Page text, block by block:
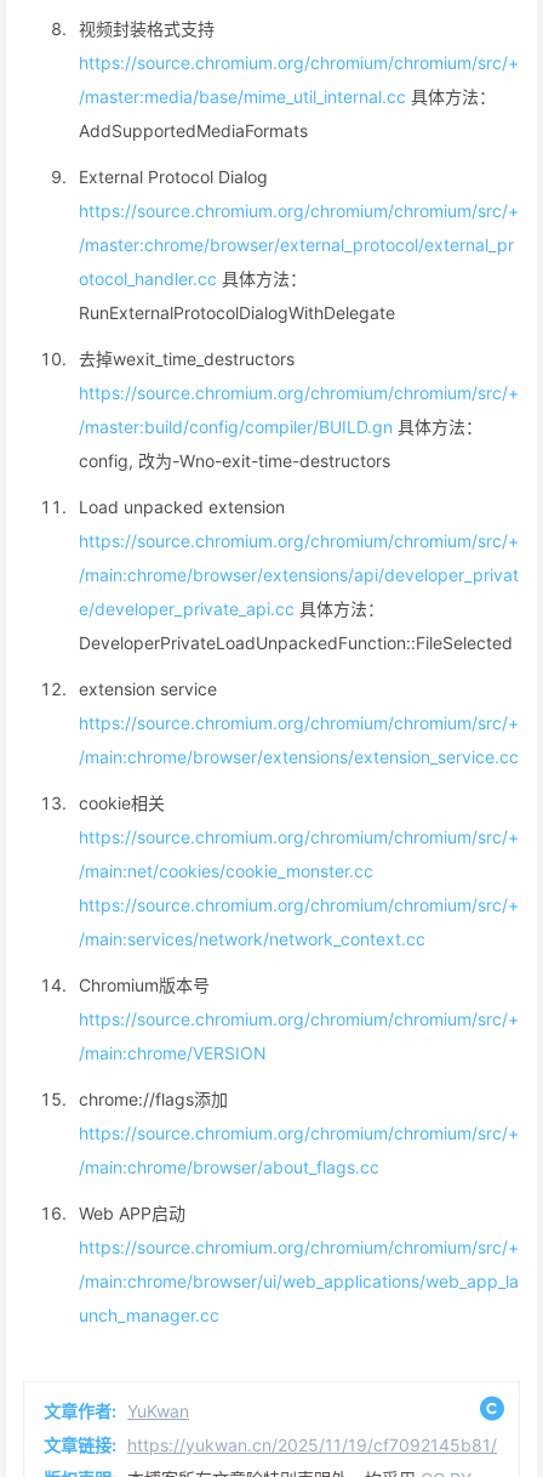
视频封装格式支持
https://source.chromium.org/chromium/chromium/src/+
/master:media/base/mime_util_internal.cc 具体方法：
AddSupportedMediaFormats
External Protocol Dialog
https://source.chromium.org/chromium/chromium/src/+
/master:chrome/browser/external_protocol/external_pr
otocol_handler.cc 具体方法：
RunExternalProtocolDialogWithDelegate
去掉wexit_time_destructors
https://source.chromium.org/chromium/chromium/src/+
/master:build/config/compiler/BUILD.gn 具体方法：
config, 改为-Wno-exit-time-destructors
Load unpacked extension
https://source.chromium.org/chromium/chromium/src/+
/main:chrome/browser/extensions/api/developer_privat
e/developer_private_api.cc 具体方法：
DeveloperPrivateLoadUnpackedFunction::FileSelected
extension service
https://source.chromium.org/chromium/chromium/src/+
/main:chrome/browser/extensions/extension_service.cc
cookie相关
https://source.chromium.org/chromium/chromium/src/+
/main:net/cookies/cookie_monster.cc
https://source.chromium.org/chromium/chromium/src/+
/main:services/network/network_context.cc
Chromium版本号
https://source.chromium.org/chromium/chromium/src/+
/main:chrome/VERSION
chrome://flags添加
https://source.chromium.org/chromium/chromium/src/+
/main:chrome/browser/about_flags.cc
Web APP启动
https://source.chromium.org/chromium/chromium/src/+
/main:chrome/browser/ui/web_applications/web_app_la
unch_manager.cc
文章作者: YuKwan
文章链接: https://yukwan.cn/2025/11/19/cf7092145b81/